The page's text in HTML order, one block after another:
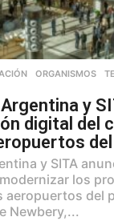
,ORGANISMOS ,
y
digital del
y SITA
los
aeropuertos del
Newbery,...